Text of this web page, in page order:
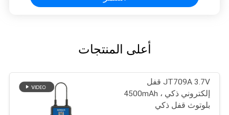
أعلى المنتجات
JT709A 3.7V قفل
إلكتروني ذكي ، 4500mAh
بلوتوث قفل ذكي